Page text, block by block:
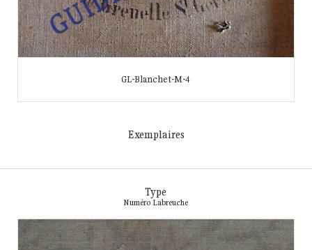
GL-Blanchet-M-4
Exemplaires
Type
Numéro Labreuche